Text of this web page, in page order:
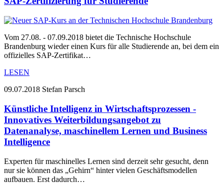
Vom 27.08. - 07.09.2018 bietet die Technische Hochschule
Brandenburg wieder einen Kurs für alle Studierende an, bei dem ein
offizielles SAP-Zertifikat…
LESEN
09.07.2018 Stefan Parsch
Künstliche Intelligenz in Wirtschaftsprozessen -
Innovatives Weiterbildungsangebot zu
Datenanalyse, maschinellem Lernen und Business
Intelligence
Experten für maschinelles Lernen sind derzeit sehr gesucht, denn
nur sie können das „Gehirn“ hinter vielen Geschäftsmodellen
aufbauen. Erst dadurch…